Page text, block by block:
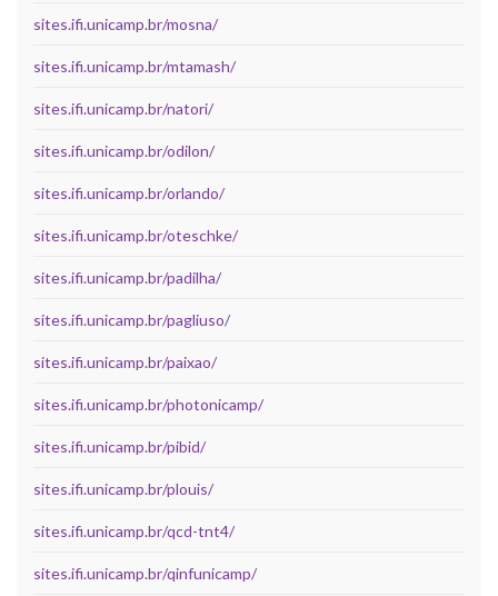
sites.ifi.unicamp.br/mosna/
sites.ifi.unicamp.br/mtamash/
sites.ifi.unicamp.br/natori/
sites.ifi.unicamp.br/odilon/
sites.ifi.unicamp.br/orlando/
sites.ifi.unicamp.br/oteschke/
sites.ifi.unicamp.br/padilha/
sites.ifi.unicamp.br/pagliuso/
sites.ifi.unicamp.br/paixao/
sites.ifi.unicamp.br/photonicamp/
sites.ifi.unicamp.br/pibid/
sites.ifi.unicamp.br/plouis/
sites.ifi.unicamp.br/qcd-tnt4/
sites.ifi.unicamp.br/qinfunicamp/